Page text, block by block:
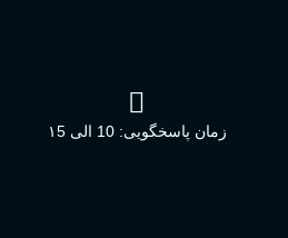
زمان پاسخگویی: 10 الی ۱5